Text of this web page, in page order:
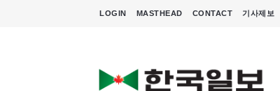
LOGIN MASTHEAD CONTACT 기사제보